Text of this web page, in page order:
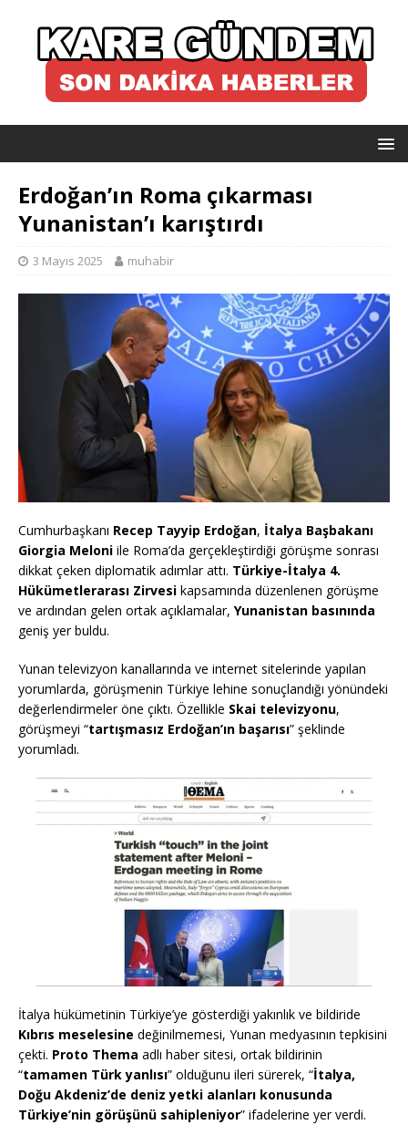
Erdoğan’ın Roma çıkarması
Yunanistan’ı karıştırdı
3 Mayıs 2025 muhabir
Cumhurbaşkanı Recep Tayyip Erdoğan, İtalya Başbakanı
Giorgia Meloni ile Roma’da gerçekleştirdiği görüşme sonrası
dikkat çeken diplomatik adımlar attı. Türkiye-İtalya 4.
Hükümetlerarası Zirvesi kapsamında düzenlenen görüşme
ve ardından gelen ortak açıklamalar, Yunanistan basınında
geniş yer buldu.
Yunan televizyon kanallarında ve internet sitelerinde yapılan
yorumlarda, görüşmenin Türkiye lehine sonuçlandığı yönündeki
değerlendirmeler öne çıktı. Özellikle Skai televizyonu,
görüşmeyi “tartışmasız Erdoğan’ın başarısı” şeklinde
yorumladı.
İtalya hükümetinin Türkiye’ye gösterdiği yakınlık ve bildiride
Kıbrıs meselesine değinilmemesi, Yunan medyasının tepkisini
çekti. Proto Thema adlı haber sitesi, ortak bildirinin
“tamamen Türk yanlısı” olduğunu ileri sürerek, “İtalya,
Doğu Akdeniz’de deniz yetki alanları konusunda
Türkiye’nin görüşünü sahipleniyor” ifadelerine yer verdi.